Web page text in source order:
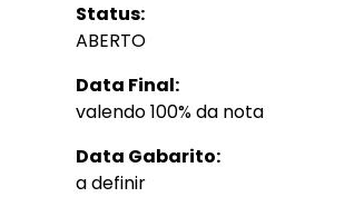
Status:
ABERTO
Data Final:
valendo 100% da nota
Data Gabarito:
a definir